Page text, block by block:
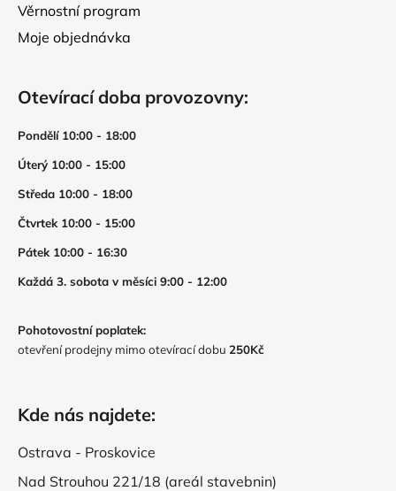
Věrnostní program
Moje objednávka
Otevírací doba provozovny:
Pondělí 10:00 - 18:00
Úterý 10:00 - 15:00
Středa 10:00 - 18:00
Čtvrtek 10:00 - 15:00
Pátek 10:00 - 16:30
Každá 3. sobota v měsíci 9:00 - 12:00
Pohotovostní poplatek:
otevření prodejny mimo otevírací dobu 250Kč
Kde nás najdete:
Ostrava - Proskovice
Nad Strouhou 221/18 (areál stavebnin)